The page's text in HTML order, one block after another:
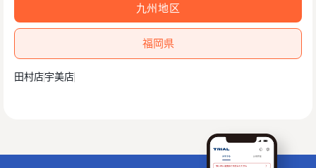
九州地区
福岡県
田村店宇美店